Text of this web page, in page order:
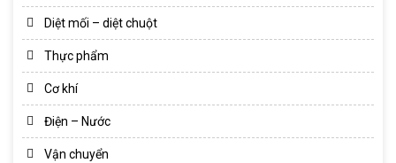
Diệt mối – diệt chuột
Thực phẩm
Cơ khí
Điện – Nước
Vận chuyển